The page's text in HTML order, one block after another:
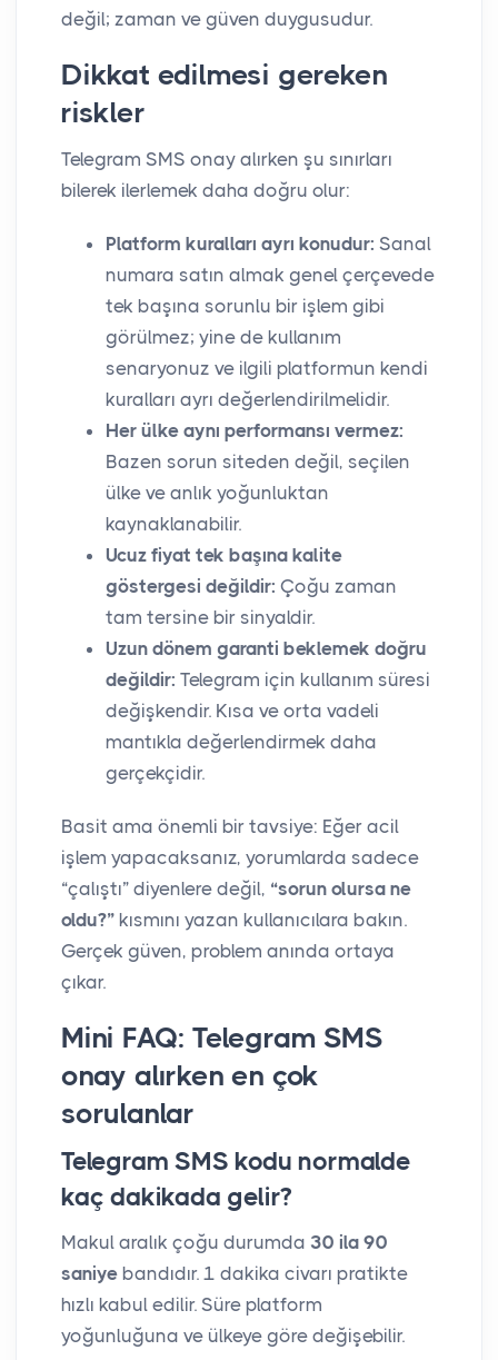
değil; zaman ve güven duygusudur.
Dikkat edilmesi gereken
riskler
Telegram SMS onay alırken şu sınırları
bilerek ilerlemek daha doğru olur:
Platform kuralları ayrı konudur: Sanal
numara satın almak genel çerçevede
tek başına sorunlu bir işlem gibi
görülmez; yine de kullanım
senaryonuz ve ilgili platformun kendi
kuralları ayrı değerlendirilmelidir.
Her ülke aynı performansı vermez:
Bazen sorun siteden değil, seçilen
ülke ve anlık yoğunluktan
kaynaklanabilir.
Ucuz fiyat tek başına kalite
göstergesi değildir: Çoğu zaman
tam tersine bir sinyaldir.
Uzun dönem garanti beklemek doğru
değildir: Telegram için kullanım süresi
değişkendir. Kısa ve orta vadeli
mantıkla değerlendirmek daha
gerçekçidir.
Basit ama önemli bir tavsiye: Eğer acil
işlem yapacaksanız, yorumlarda sadece
“çalıştı” diyenlere değil, “sorun olursa ne
oldu?” kısmını yazan kullanıcılara bakın.
Gerçek güven, problem anında ortaya
çıkar.
Mini FAQ: Telegram SMS
onay alırken en çok
sorulanlar
Telegram SMS kodu normalde
kaç dakikada gelir?
Makul aralık çoğu durumda 30 ila 90
saniye bandıdır. 1 dakika civarı pratikte
hızlı kabul edilir. Süre platform
yoğunluğuna ve ülkeye göre değişebilir.